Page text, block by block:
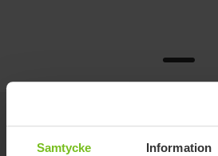
Samtycke Information
Detaljer